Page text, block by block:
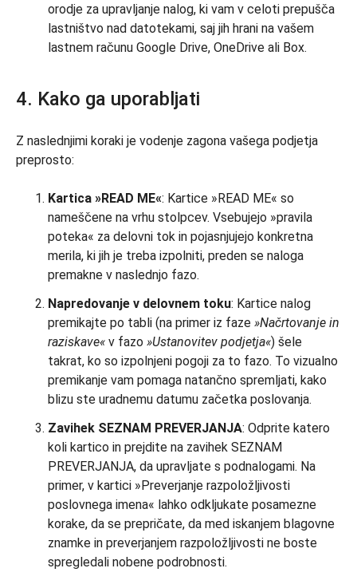
orodje za upravljanje nalog, ki vam v celoti prepušča
lastništvo nad datotekami, saj jih hrani na vašem
lastnem računu Google Drive, OneDrive ali Box.
4. Kako ga uporabljati
Z naslednjimi koraki je vodenje zagona vašega podjetja
preprosto:
Kartica »READ ME«: Kartice »READ ME« so
nameščene na vrhu stolpcev. Vsebujejo »pravila
poteka« za delovni tok in pojasnjujejo konkretna
merila, ki jih je treba izpolniti, preden se naloga
premakne v naslednjo fazo.
Napredovanje v delovnem toku: Kartice nalog
premikajte po tabli (na primer iz faze »Načrtovanje in
raziskave« v fazo »Ustanovitev podjetja«) šele
takrat, ko so izpolnjeni pogoji za to fazo. To vizualno
premikanje vam pomaga natančno spremljati, kako
blizu ste uradnemu datumu začetka poslovanja.
Zavihek SEZNAM PREVERJANJA: Odprite katero
koli kartico in prejdite na zavihek SEZNAM
PREVERJANJA, da upravljate s podnalogami. Na
primer, v kartici »Preverjanje razpoložljivosti
poslovnega imena« lahko odkljukate posamezne
korake, da se prepričate, da med iskanjem blagovne
znamke in preverjanjem razpoložljivosti ne boste
spregledali nobene podrobnosti.